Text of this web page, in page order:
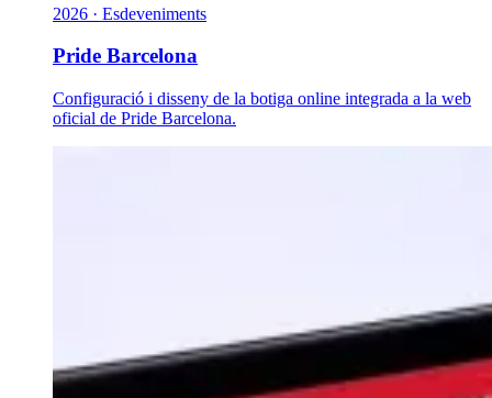
2026 · Esdeveniments
Pride Barcelona
Configuració i disseny de la botiga online integrada a la web
oficial de Pride Barcelona.